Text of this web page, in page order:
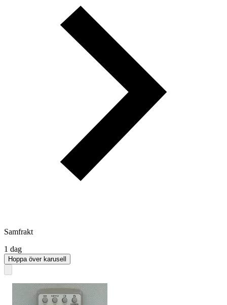
Samfrakt
1 dag
Hoppa över karusell